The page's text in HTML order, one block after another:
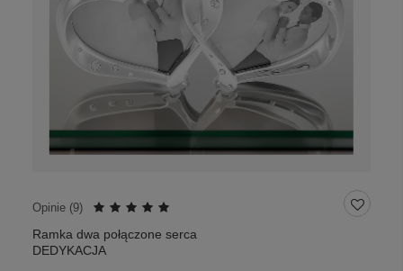
Opinie (9)
Ramka dwa połączone serca
DEDYKACJA